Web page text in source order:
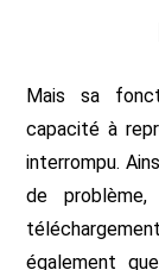
Mais sa
capacité à
interrompu.
de
également